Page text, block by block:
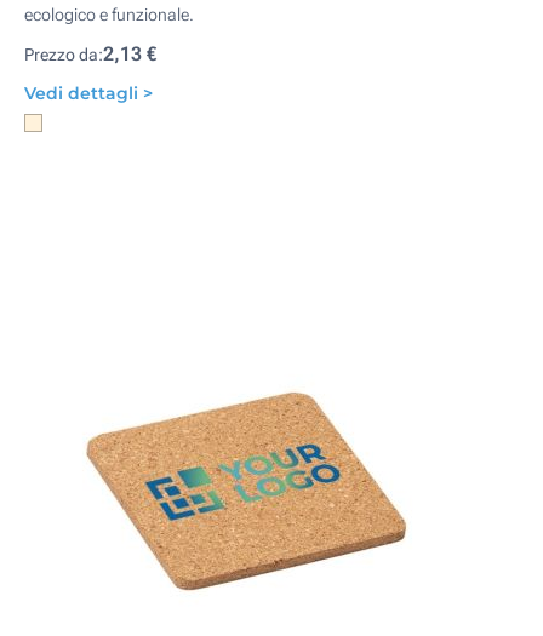
ecologico e funzionale.
Prezzo da:2,13 €
Vedi dettagli >